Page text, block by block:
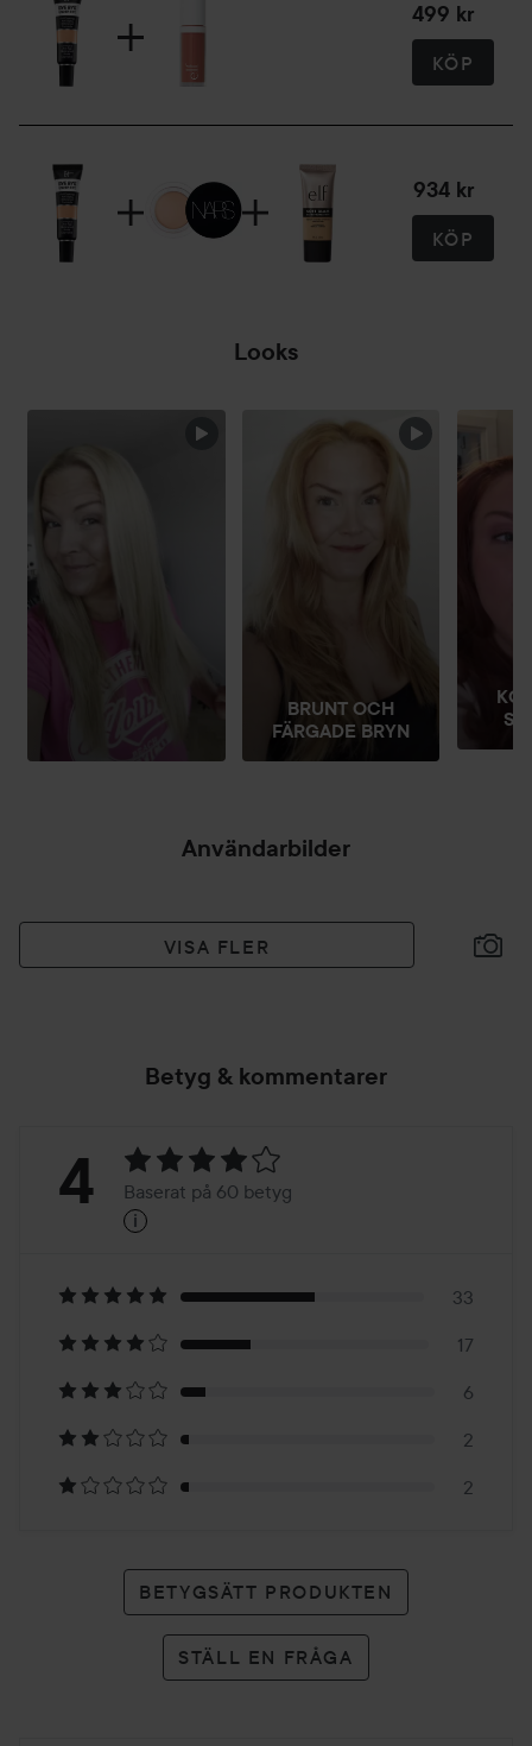
499 kr
KÖP
934 kr
KÖP
Looks
HOPPA ÖVER SEKTIONEN
BRUNT OCH
FÄRGADE BRYN
Användarbilder
VISA FLER
Betyg & kommentarer
Betyg:
Baserat
på
60
betyg
4 Baserat på 60 betyg
i
33
17
6
2
2
BETYGSÄTT PRODUKTEN
STÄLL EN FRÅGA